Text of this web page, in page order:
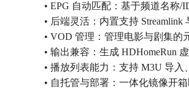
• EPG 自动匹配：基于频道名称
• 后端灵活：内置支持 Streamlink
• VOD 管理：管理电影与剧集的
• 输出兼容：生成 HDHomeRun
• 播放列表能力：支持 M3U 导
• 自托管与部署：一体化镜像开箱